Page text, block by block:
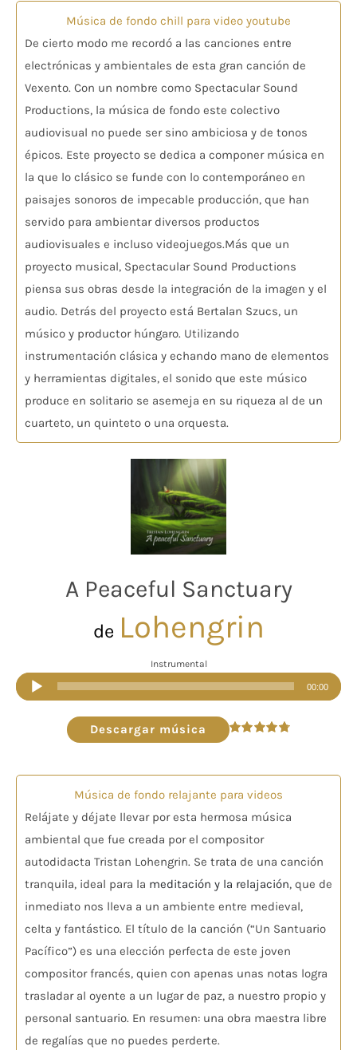
Música de fondo chill para video youtube
De cierto modo me recordó a las canciones entre
electrónicas y ambientales de esta gran canción de
Vexento. Con un nombre como Spectacular Sound
Productions, la música de fondo este colectivo
audiovisual no puede ser sino ambiciosa y de tonos
épicos. Este proyecto se dedica a componer música en
la que lo clásico se funde con lo contemporáneo en
paisajes sonoros de impecable producción, que han
servido para ambientar diversos productos
audiovisuales e incluso videojuegos.Más que un
proyecto musical, Spectacular Sound Productions
piensa sus obras desde la integración de la imagen y el
audio. Detrás del proyecto está Bertalan Szucs, un
músico y productor húngaro. Utilizando
instrumentación clásica y echando mano de elementos
y herramientas digitales, el sonido que este músico
produce en solitario se asemeja en su riqueza al de un
cuarteto, un quinteto o una orquesta.
A Peaceful Sanctuary
de Lohengrin
Instrumental
Reproductor
de
audio
00:00
Descargar música
Música de fondo relajante para videos
Relájate y déjate llevar por esta hermosa música
ambiental que fue creada por el compositor
autodidacta Tristan Lohengrin. Se trata de una canción
tranquila, ideal para la meditación y la relajación, que de
inmediato nos lleva a un ambiente entre medieval,
celta y fantástico. El título de la canción (“Un Santuario
Pacífico”) es una elección perfecta de este joven
compositor francés, quien con apenas unas notas logra
trasladar al oyente a un lugar de paz, a nuestro propio y
personal santuario. En resumen: una obra maestra libre
de regalías que no puedes perderte.